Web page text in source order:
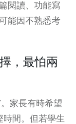
閱讀、功能寫
能因不熟悉考
，最怕兩
家長有時希望
間。但若學生